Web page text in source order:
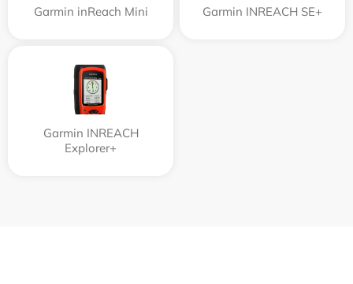
Garmin inReach Mini Garmin INREACH SE+
Garmin INREACH
Explorer+